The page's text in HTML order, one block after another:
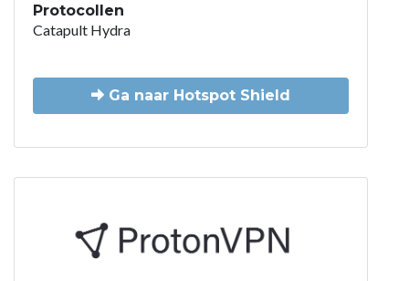
Protocollen
Catapult Hydra
Ga naar Hotspot Shield